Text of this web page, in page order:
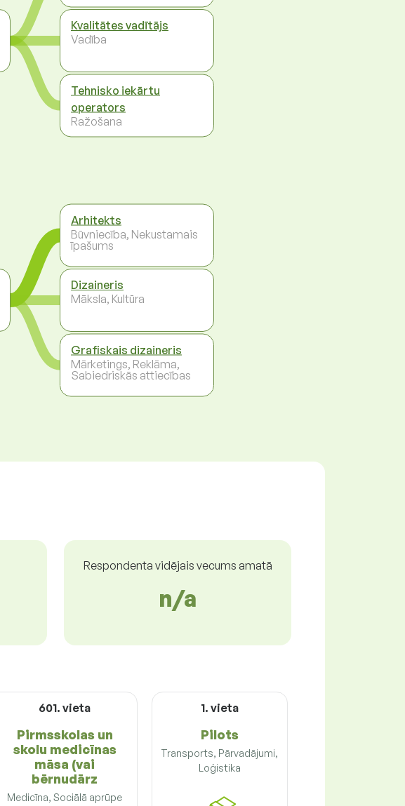
Kvalitātes vadītājs
Vadība
Tehnisko iekārtu
operators
Ražošana
Arhitekts
Būvniecība, Nekustamais
īpašums
Dizaineris
Māksla, Kultūra
Grafiskais dizaineris
Mārketings, Reklāma,
Sabiedriskās attiecības
Respondenta vidējais vecums amatā
n/a
601. vieta
Pirmsskolas un
skolu medicīnas
māsa (vai
bērnudārz
Medicīna, Sociālā aprūpe
1. vieta
Pilots
Transports, Pārvadājumi,
Loģistika